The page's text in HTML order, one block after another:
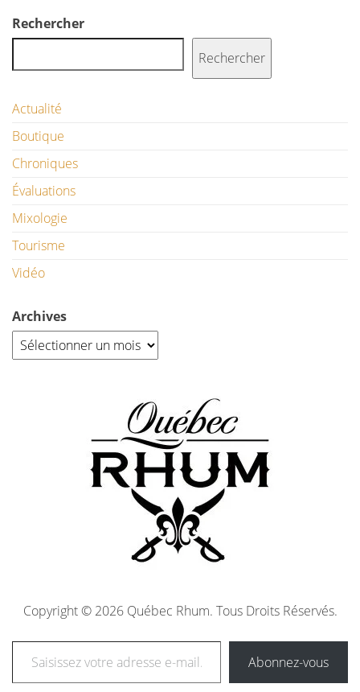
Rechercher
Rechercher
Actualité
Boutique
Chroniques
Évaluations
Mixologie
Tourisme
Vidéo
Archives
Copyright © 2026 Québec Rhum. Tous Droits Réservés.
Abonnez-vous